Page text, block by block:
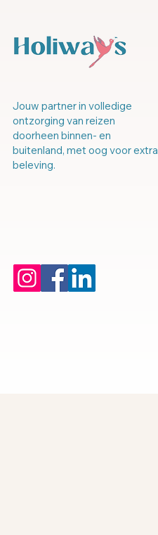
Jouw partner in volledige
ontzorging van reizen
doorheen binnen- en
buitenland, met oog voor extra
beleving.